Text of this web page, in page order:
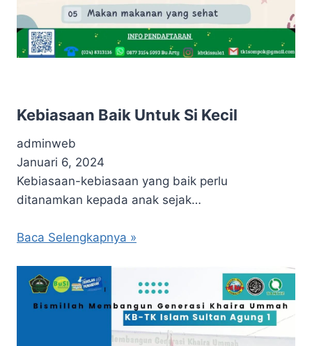
Kebiasaan Baik Untuk Si Kecil
adminweb
Januari 6, 2024
Kebiasaan-kebiasaan yang baik perlu
ditanamkan kepada anak sejak…
Baca Selengkapnya »